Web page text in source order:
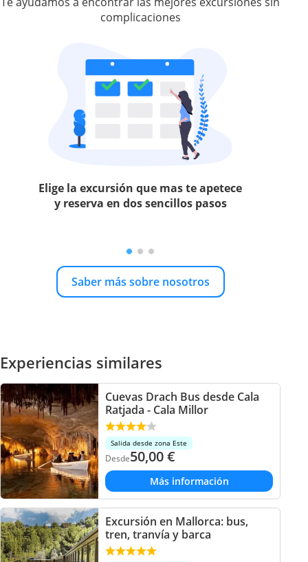
complicaciones
Elige la excursión que mas te apetece
y reserva en dos sencillos pasos
Saber más sobre nosotros
Experiencias similares
Cuevas Drach Bus desde Cala
Ratjada - Cala Millor
Salida desde zona Este
Desde50,00€
Más información
Excursión en Mallorca: bus,
tren, tranvía y barca